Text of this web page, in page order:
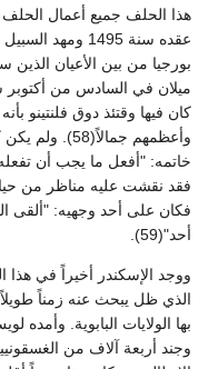
هذا الحلف جميع أعمال
عقده سنة 1495
بورجيا من بين الأعيان
كان فيها وقتئذ دوق فلنتينو
وأعظمهم
خاتمه: "أفعل ما يجب أن
فقد نقشت عليه مناظر من
فكان على أحد وجهيه: "ألقى
أحد"(59).
ووجد الإسكندر أخيراً في هذا
الذي ظل يبحث عنه زمناً
بها الولايات البابوية. وأمده
وجند أربعة آلاف من